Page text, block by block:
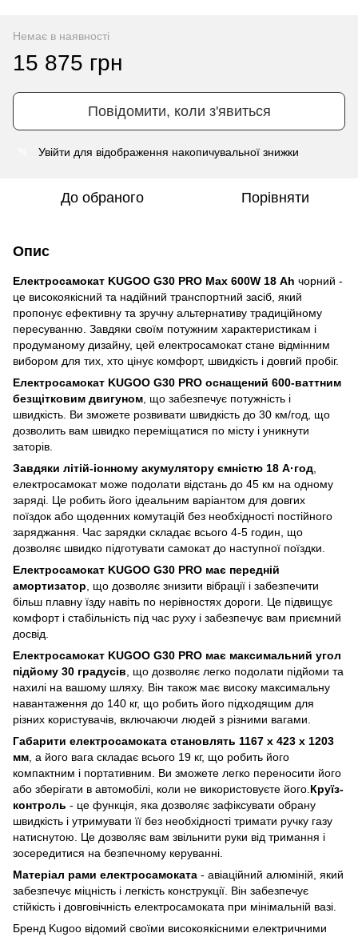
Немає в наявності
15 875 грн
Повідомити, коли з'явиться
Увійти для відображення накопичувальної знижки
До обраного Порівняти
Опис
Електросамокат KUGOO G30 PRO Max 600W 18 Ah чорний -
це високоякісний та надійний транспортний засіб, який
пропонує ефективну та зручну альтернативу традиційному
пересуванню. Завдяки своїм потужним характеристикам і
продуманому дизайну, цей електросамокат стане відмінним
вибором для тих, хто цінує комфорт, швидкість і довгий пробіг.
Електросамокат KUGOO G30 PRO оснащений 600-ваттним
безщітковим двигуном , що забезпечує потужність і
швидкість. Ви зможете розвивати швидкість до 30 км/год, що
дозволить вам швидко переміщатися по місту і уникнути
заторів.
Завдяки літій-іонному акумулятору ємністю 18 А·год
електросамокат може подолати відстань до 45 км на одному
заряді. Це робить його ідеальним варіантом для довгих
поїздок або щоденних комутацій без необхідності постійного
заряджання. Час зарядки складає всього 4-5 годин, що
дозволяє швидко підготувати самокат до наступної поїздки.
Електросамокат KUGOO G30 PRO має передній
амортизатор , що дозволяє знизити вібрації і забезпечити
більш плавну їзду навіть по нерівностях дороги. Це підвищує
комфорт і стабільність під час руху і забезпечує вам приємний
досвід.
Електросамокат KUGOO G30 PRO має максимальний угол
підйому 30 градусів , що дозволяє легко подолати підйоми та
нахилі на вашому шляху. Він також має високу максимальну
навантаження до 140 кг, що робить його підходящим для
різних користувачів, включаючи людей з різними вагами.
Габарити електросамоката становлять 1167 x 423 x 1203
мм , а його вага складає всього 19 кг, що робить його
компактним і портативним. Ви зможете легко переносити його
або зберігати в автомобілі, коли не використовуєте його. Круїз-
контроль - це функція, яка дозволяє зафіксувати обрану
швидкість і утримувати її без необхідності тримати ручку газу
натиснутою. Це дозволяє вам звільнити руки від тримання і
зосередитися на безпечному керуванні.
Матеріал рами електросамоката - авіаційний алюміній, який
забезпечує міцність і легкість конструкції. Він забезпечує
стійкість і довговічність електросамоката при мінімальній вазі.
Бренд Kugoo відомий своїми високоякісними електричними